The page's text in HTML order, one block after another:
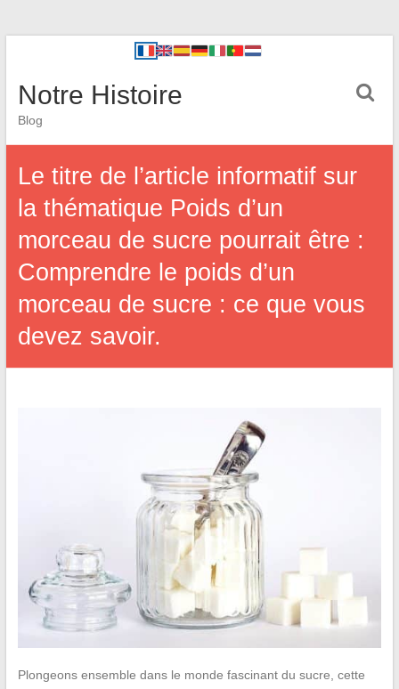
Notre Histoire
Blog
Le titre de l’article informatif sur
la thématique Poids d’un
morceau de sucre pourrait être :
Comprendre le poids d’un
morceau de sucre : ce que vous
devez savoir.
Plongeons ensemble dans le monde fascinant du sucre, cette